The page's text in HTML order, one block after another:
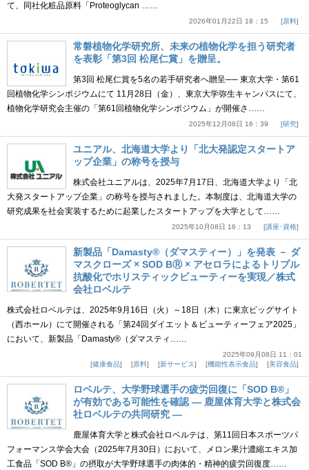
て、同社化粧品原料「Proteoglycan ……
2026年01月22日 18：15 原料
常磐植物化学研究所、未来の植物化学を担う研究者
を表彰「第3回 松尾仁賞」を贈呈。
第3回 松尾仁賞を5名の若手研究者へ贈呈── 東京大学・第61
回植物化学シンポジウムにて 11月28日（金）、東京大学弥生キャンパスにて、
植物化学研究会主催の「第61回植物化学シンポジウム」が開催さ……
2025年12月08日 16：39 研究
ユニアル、北海道大学より「北大発認定スタートア
ップ企業」の称号を授与
株式会社ユニアルは、2025年7月17日、北海道大学より「北
大発スタートアップ企業」の称号を授与されました。本制度は、北海道大学の
研究成果を社会実装するために起業したスタートアップを大学として……
2025年10月08日 16：13 講座･資格
新製品「Damasty®（ダマスティー）」を発表 － ダ
マスクローズ × SOD BⓇ × アセロラによるトリプル
抗酸化でホリスティックビューティーを実現／株式
会社ロベルテ
株式会社ロベルテは、2025年9月16日（火）～18日（木）に東京ビッグサイト
（西ホール）にて開催される「第24回ダイエット＆ビューティーフェア2025」
において、新製品「Damasty®（ダマスティ……
2025年09月08日 11：01
健康食品
原料 新サービス 機能性表示食品 美容食品
ロベルテ、大学野球選手の疲労回復に「SOD B®」
が有効である可能性を確認 ― 鹿屋体育大学と株式会
社ロベルテの共同研究 ―
鹿屋体育大学と株式会社ロベルテは、第11回日本スポーツパ
フォーマンス学会大会（2025年7月30日）において、メロン果汁濃縮エキス加
工食品「SOD B®」の摂取が大学野球選手の肉体的・精神的疲労回復度……